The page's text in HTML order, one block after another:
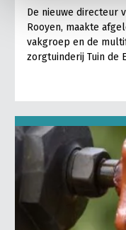
De nieuwe directeur
Rooyen, maakte
vakgroep en de
zorgtuinderij Tuin de